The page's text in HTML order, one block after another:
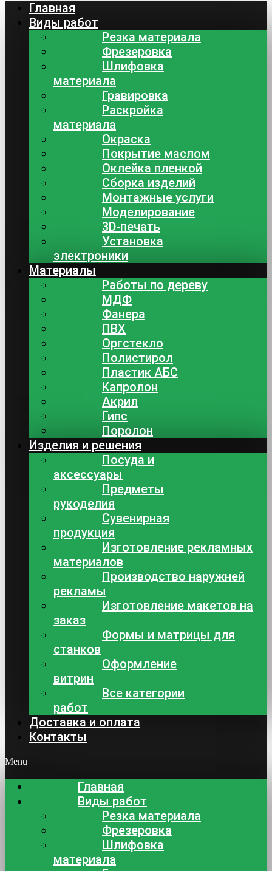
Главная
Виды работ
Резка материала
Фрезеровка
Шлифовка
материала
Гравировка
Раскройка
материала
Окраска
Покрытие маслом
Оклейка пленкой
Сборка изделий
Монтажные услуги
Моделирование
3D-печать
Установка
электроники
Материалы
Работы по дереву
МДФ
Фанера
ПВХ
Оргстекло
Полистирол
Пластик АБС
Капролон
Акрил
Гипс
Поролон
Изделия и решения
Посуда и
аксессуары
Предметы
рукоделия
Сувенирная
продукция
Изготовление рекламных
материалов
Производство наружней
рекламы
Изготовление макетов на
заказ
Формы и матрицы для
станков
Оформление
витрин
Все категории
работ
Доставка и оплата
Контакты
Menu
Главная
Виды работ
Резка материала
Фрезеровка
Шлифовка
материала